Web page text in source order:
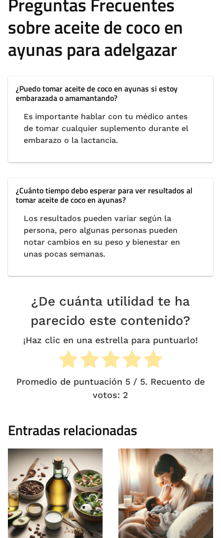
sobre aceite de coco en
ayunas para adelgazar
¿Puedo tomar aceite de coco en ayunas si estoy
embarazada o amamantando?
Es importante hablar con tu médico antes
de tomar cualquier suplemento durante el
embarazo o la lactancia.
¿Cuánto tiempo debo esperar para ver resultados al
tomar aceite de coco en ayunas?
Los resultados pueden variar según la
persona, pero algunas personas pueden
notar cambios en su peso y bienestar en
unas pocas semanas.
¿De cuánta utilidad te ha
parecido este contenido?
¡Haz clic en una estrella para puntuarlo!
Promedio de puntuación 5 / 5. Recuento de
votos: 2
Entradas relacionadas